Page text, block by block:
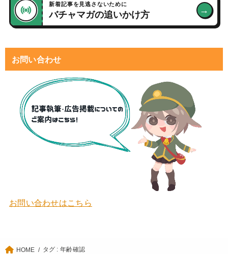
新着記事を見逃さないために
バチャマガの追いかけ方 →
お問い合わせ
お問い合わせはこちら
HOME タグ : 年齢確認